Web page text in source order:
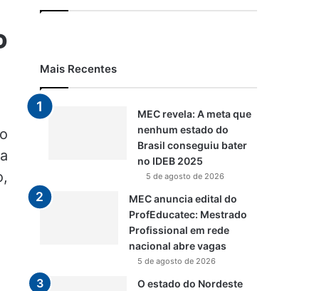
Mais Recentes
MEC revela: A meta que
nenhum estado do
Brasil conseguiu bater
no IDEB 2025
5 de agosto de 2026
MEC anuncia edital do
ProfEducatec: Mestrado
Profissional em rede
nacional abre vagas
5 de agosto de 2026
O estado do Nordeste